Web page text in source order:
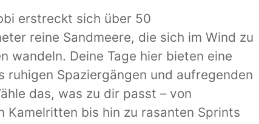
erstreckt sich über 50
reine Sandmeere, die sich im Wind zu
wandeln. Deine Tage hier bieten eine
ruhigen Spaziergängen und aufregenden
das, was zu dir passt – von
Kamelritten bis hin zu rasanten Sprints